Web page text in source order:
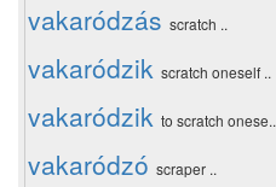
vakaródzás scratch ..
vakaródzik scratch oneself ..
vakaródzik to scratch onese..
vakaródzó scraper ..